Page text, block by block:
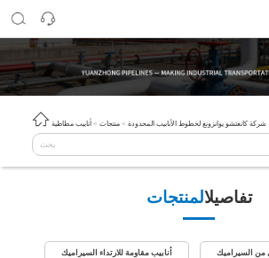
شركة كانغتشو يوانزونغ لخطوط الأنابيب المحدودة > منتجات > أنابيب مطاطية
تفاصيلالمنتجات
أنابيب مقاومة للارتداء السيراميك من السيراميك